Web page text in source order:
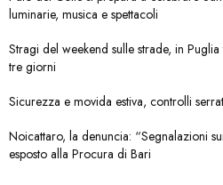
luminarie, musica e spettacoli
Stragi del weekend sulle strade, in
tre giorni
Sicurezza e movida estiva, controlli
Noicattaro, la denuncia: “Segnalazioni
esposto alla Procura di Bari